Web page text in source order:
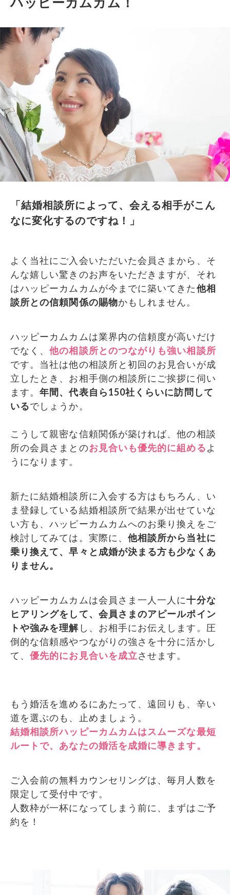
「結婚相談所によって、会える相手がこん
なに変化するのですね！」
よく当社にご入会いただいた会員さまから、そ
んな嬉しい驚きのお声をいただきますが、それ
はハッピーカムカムが今までに築いてきた他相
談所との信頼関係の賜物かもしれません。
ハッピーカムカムは業界内の信頼度が高いだけ
でなく、他の相談所とのつながりも強い相談所
です。当社は他の相談所と初回のお見合いが成
立したとき、お相手側の相談所にご挨拶に伺い
ます。年間、代表自ら150社くらいに訪問して
いるでしょうか。
こうして親密な信頼関係が築ければ、他の相談
所の会員さまとのお見合いも優先的に組めるよ
うになります。
新たに結婚相談所に入会する方はもちろん、い
ま登録している結婚相談所で結果が出せていな
い方も、ハッピーカムカムへのお乗り換えをご
検討してみては。実際に、 他相談所から当社に
乗り換えて、早々と成婚が決まる方も少なくあ
りません。
ハッピーカムカムは会員さま一人一人に十分な
ヒアリングをして、会員さまのアピールポイン
トや強みを理解 し、お相手にお伝えします。圧
倒的な信頼感やつながりの強さを十分に活かし
て、優先的にお見合いを成立させます。
もう婚活を進めるにあたって、遠回りも、辛い
道を選ぶのも、止めましょう。
結婚相談所ハッピーカムカムはスムーズな最短
ルートで、あなたの婚活を成婚に導きます。
ご入会前の無料カウンセリングは、毎月人数を
限定して受付中です。
人数枠が一杯になってしまう前に、まずはご予
約を！